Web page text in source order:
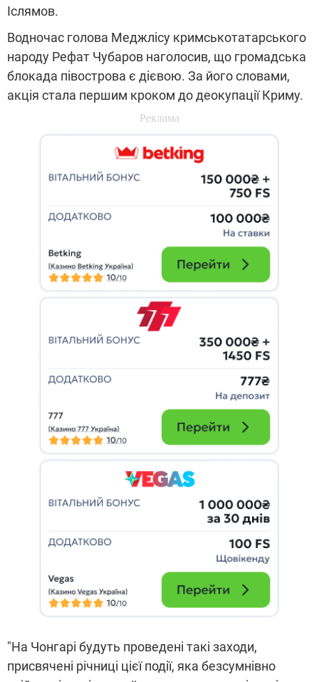
Іслямов.
Водночас голова Меджлісу кримськотатарського
народу Рефат Чубаров наголосив, що громадська
блокада півострова є дієвою. За його словами,
акція стала першим кроком до деокупації Криму.
"На Чонгарі будуть проведені такі заходи,
присвячені річниці цієї події, яка безсумнівно